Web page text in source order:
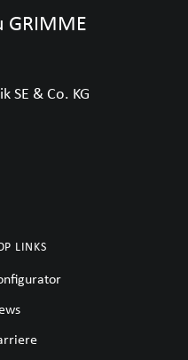
GRIMME
SE & Co. KG
LINKS